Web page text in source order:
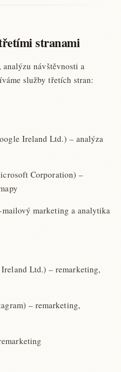
stranami
návštěvnosti a
služby třetích stran:
Ireland Ltd.) – analýza
Corporation) –
mailový marketing a analytika
Ltd.) – remarketing,
– remarketing,